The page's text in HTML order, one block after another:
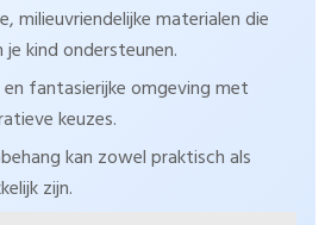
milieuvriendelijke materialen die
kind ondersteunen.
en fantasierijke omgeving met
keuzes.
kan zowel praktisch als
zijn.